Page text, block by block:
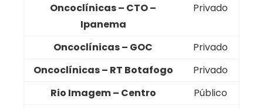
Oncoclínicas – CTO –
Ipanema
Privado
Oncoclínicas – GOC
Privado
Oncoclínicas – RT Botafogo
Privado
Rio Imagem – Centro
Público